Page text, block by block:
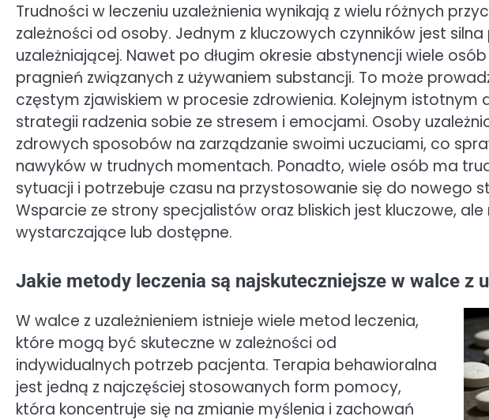
Trudności w leczeniu uzależnienia wynikają z wielu różnych
zależności od osoby. Jednym z kluczowych czynników jest
uzależniającej. Nawet po długim okresie abstynencji wiele
pragnień związanych z używaniem substancji. To może
częstym zjawiskiem w procesie zdrowienia. Kolejnym
strategii radzenia sobie ze stresem i emocjami. Osoby
zdrowych sposobów na zarządzanie swoimi uczuciami, co
nawyków w trudnych momentach. Ponadto, wiele osób ma
sytuacji i potrzebuje czasu na przystosowanie się do nowego
Wsparcie ze strony specjalistów oraz bliskich jest kluczowe, ale
wystarczające lub dostępne.
Jakie metody leczenia są najskuteczniejsze w walce z
W walce z uzależnieniem istnieje wiele metod leczenia,
które mogą być skuteczne w zależności od
indywidualnych potrzeb pacjenta. Terapia behawioralna
jest jedną z najczęściej stosowanych form pomocy,
która koncentruje się na zmianie myślenia i zachowań